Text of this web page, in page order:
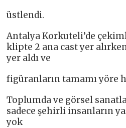
üstlendi.
Antalya Korkuteli’de
klipte 2 ana cast yer
yer aldı ve
figüranların tamamı yöre
Toplumda ve görsel
sadece şehirli insanların
yok